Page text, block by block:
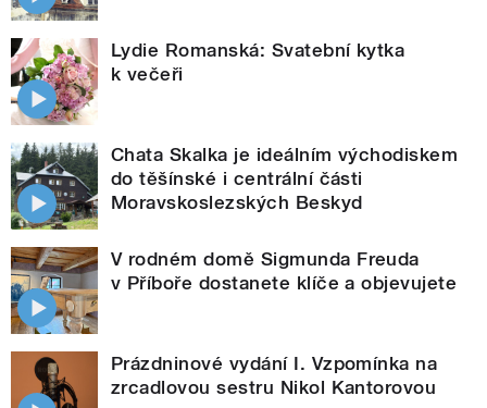
Lydie Romanská: Svatební kytka
k večeři
Chata Skalka je ideálním východiskem
do těšínské i centrální části
Moravskoslezských Beskyd
V rodném domě Sigmunda Freuda
v Příboře dostanete klíče a objevujete
Prázdninové vydání I. Vzpomínka na
zrcadlovou sestru Nikol Kantorovou